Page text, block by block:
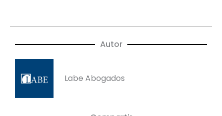
Autor
Labe Abogados